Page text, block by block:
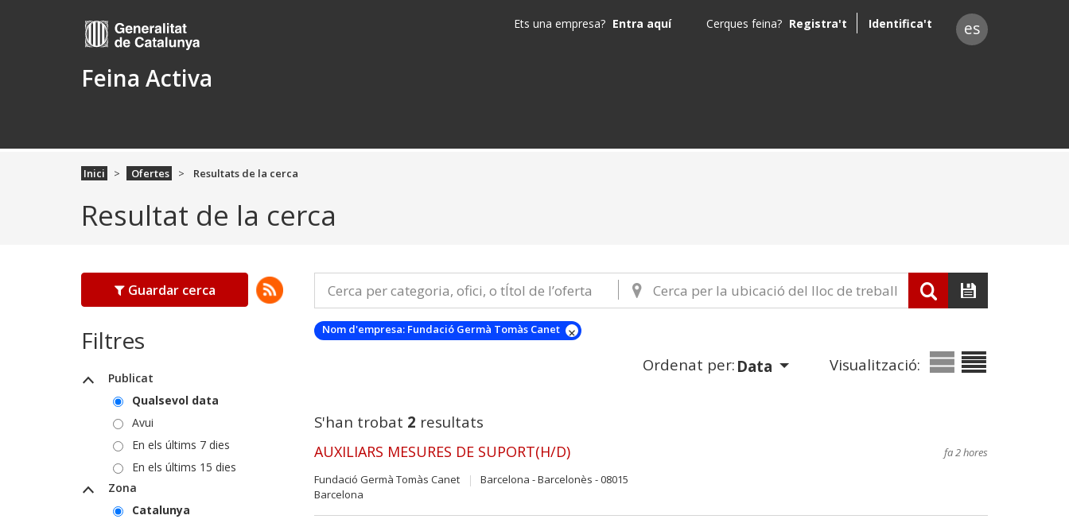
Feina Activa
Ets una empresa? Entra aquí Cerques feina? Registra't Identifica't es
Inici Ofertes Resultats de la cerca
Resultat de la cerca
Guardar cerca
Filtres
Publicat
Qualsevol data
Avui
En els últims 7 dies
En els últims 15 dies
Zona
Catalunya
Nom d'empresa:Fundació Germà Tomàs Canet
Ordenat per: Data Visualització:
S'han trobat 2 resultats
AUXILIARS MESURES DE SUPORT(H/D)
fa 2 hores
Fundació Germà Tomàs Canet
Barcelona - Barcelonès - 08015
Barcelona